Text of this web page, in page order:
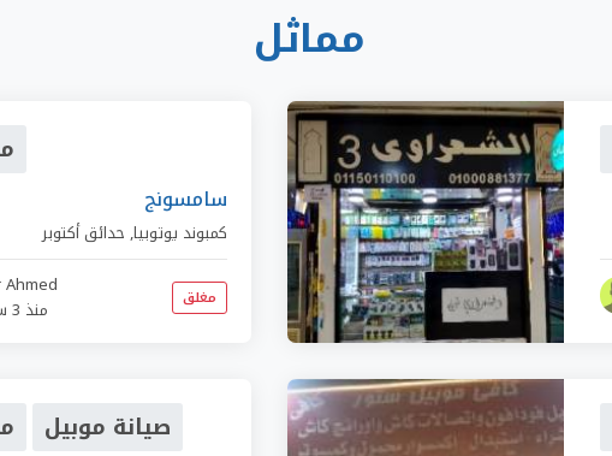
مماثل
سامسونج
كمبوند يوتوبيا, حدائق أكتوبر
Ahmed
منذ 3 سنوات
مغلق
صيانة موبيل